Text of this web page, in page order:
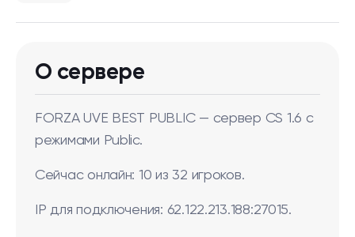
О сервере
FORZA UVE BEST PUBLIC — сервер CS 1.6 с
режимами Public.
Сейчас онлайн: 10 из 32 игроков.
IP для подключения: 62.122.213.188:27015.